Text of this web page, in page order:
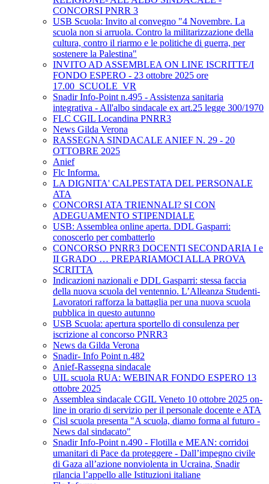
CONCORSI PNRR 3
USB Scuola: Invito al convegno "4 Novembre. La
scuola non si arruola. Contro la militarizzazione della
cultura, contro il riarmo e le politiche di guerra, per
sostenere la Palestina"
INVITO AD ASSEMBLEA ON LINE ISCRITTE/I
FONDO ESPERO - 23 ottobre 2025 ore
17.00_SCUOLE_VR
Snadir Info-Point n.495 - Assistenza sanitaria
integrativa - All'albo sindacale ex art.25 legge 300/1970
FLC CGIL Locandina PNRR3
News Gilda Verona
RASSEGNA SINDACALE ANIEF N. 29 - 20
OTTOBRE 2025
Anief
Flc Informa.
LA DIGNITA' CALPESTATA DEL PERSONALE
ATA
CONCORSI ATA TRIENNALI? SI CON
ADEGUAMENTO STIPENDIALE
USB: Assemblea online aperta. DDL Gasparri:
conoscerlo per combatterlo
CONCORSO PNRR3 DOCENTI SECONDARIA I e
II GRADO … PREPARIAMOCI ALLA PROVA
SCRITTA
Indicazioni nazionali e DDL Gasparri: stessa faccia
della nuova scuola del ventennio. L’Alleanza Studenti-
Lavoratori rafforza la battaglia per una nuova scuola
pubblica in questo autunno
USB Scuola: apertura sportello di consulenza per
iscrizione al concorso PNRR3
News da Gilda Verona
Snadir- Info Point n.482
Anief-Rassegna sindacale
UIL scuola RUA: WEBINAR FONDO ESPERO 13
ottobre 2025
Assemblea sindacale CGIL Veneto 10 ottobre 2025 on-
line in orario di servizio per il personale docente e ATA
Cisl scuola presenta "A scuola, diamo forma al futuro -
News dal sindacato"
Snadir Info-Point n.490 - Flotilla e MEAN: corridoi
umanitari di Pace da proteggere - Dall’impegno civile
di Gaza all’azione nonviolenta in Ucraina, Snadir
rilancia l’appello alle Istituzioni italiane